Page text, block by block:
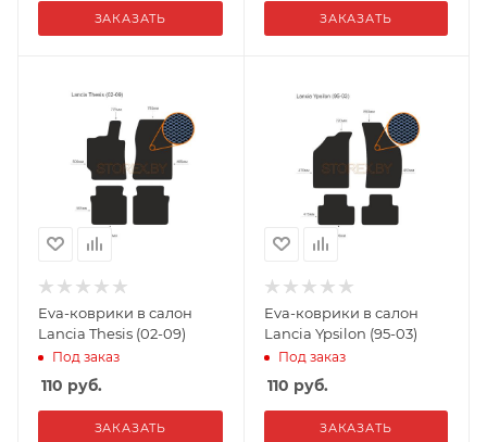
ЗАКАЗАТЬ ЗАКАЗАТЬ
Eva-коврики в салон
Lancia Thesis (02-09)
Под заказ
110 руб.
ЗАКАЗАТЬ
Eva-коврики в салон
Lancia Ypsilon (95-03)
Под заказ
110 руб.
ЗАКАЗАТЬ